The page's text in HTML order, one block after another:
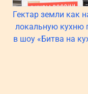
Гектар земли как
локальную кухню
в шоу «Битва на